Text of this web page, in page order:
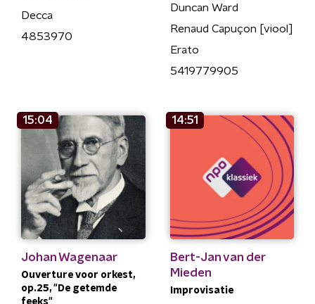
Decca
4853970
Duncan Ward
Renaud Capuçon [viool]
Erato
5419779905
15:04
Johan Wagenaar
Ouverture voor orkest,
op.25, "De getemde
feeks"
14:51
Bert-Jan van der
Mieden
Improvisatie